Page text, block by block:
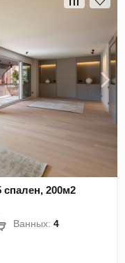
спален, 200м2
Ванных:4